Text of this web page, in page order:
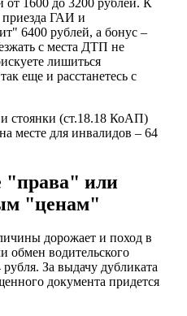
ГАИ и
6400 рублей, а бонус –
с места ДТП не
лишиться
еще и расстанетесь с
стоянки (ст.18.18 КоАП)
месте для инвалидов – 64
"права" или
"ценам"
дорожает и поход в
водительского
рубля. За выдачу дубликата
документа придется